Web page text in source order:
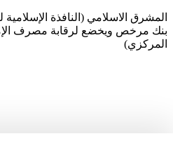
المشرق الاسلامي (النافذة
بنك مرخص ويخضع لرقابة مصرف
المركزي)